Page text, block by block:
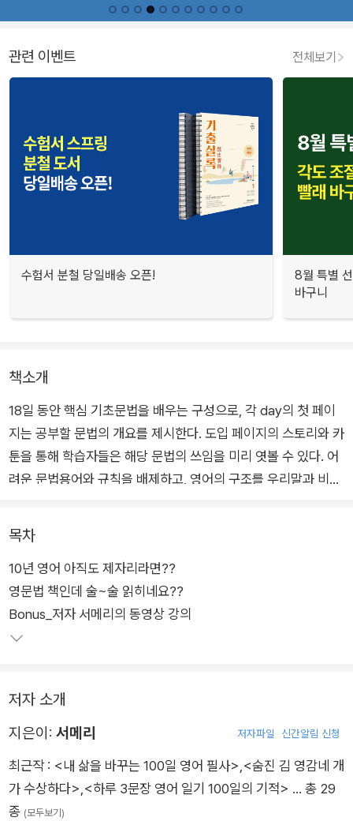
관련 이벤트 전체보기
수험서 분철 당일배송 오픈!
8월 특별
바구니
책소개
18일 동안 핵심 기초문법을 배우는 구성으로, 각 day의 첫 페이
지는 공부할 문법의 개요를 제시한다. 도입 페이지의 스토리와 카
툰을 통해 학습자들은 해당 문법의 쓰임을 미리 엿볼 수 있다. 어
려운 문법용어와 규칙을 배제하고, 영어의 구조를 우리말과 비교
목차
10년 영어 아직도 제자리라면??
영문법 책인데 술~술 읽히네요??
Bonus_저자 서메리의 동영상 강의
저자 소개
지은이: 서메리 저자파일 신간알림 신청
최근작 : <내 삶을 바꾸는 100일 영어 필사> <숨진 김 영감네 개
가 수상하다> <하루 3문장 영어 일기 100일의 기적> … 총 29
종 (모두보기)